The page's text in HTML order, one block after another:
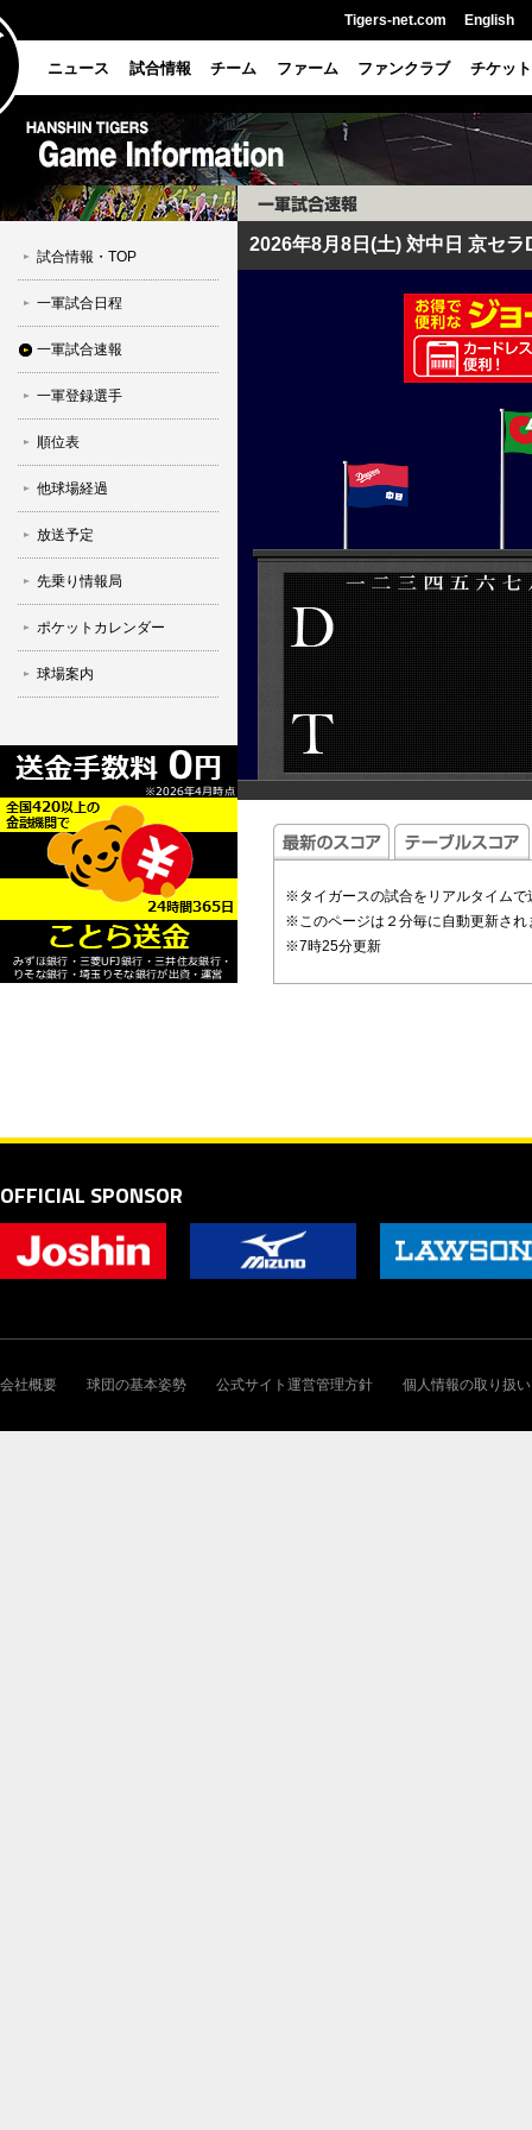
Tigers-net.com English
ニュース 試合情報 チーム ファーム ファンクラブ チケット
試合情報・TOP
一軍試合日程
一軍試合速報
一軍登録選手
順位表
他球場経過
放送予定
先乗り情報局
ポケットカレンダー
球場案内
2026年8月8日(土) 対中日 京セ
※タイガースの試合をリアルタイムで
※このページは２分毎に自動更新され
※7時25分更新
OFFICIAL SPONSOR
会社概要 球団の基本姿勢 公式サイト運営管理方針 個人情報の取り扱い